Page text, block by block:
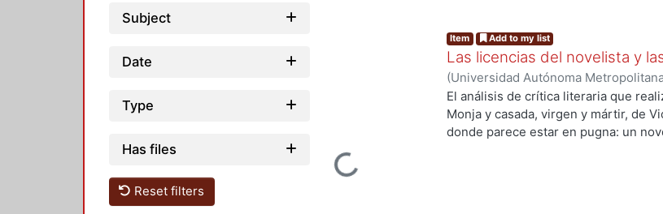
Subject
Date
Type
Has files
Reset filters Loading...
Item Add to my list
Las licencias del novelista y
(Universidad Autónoma
Sociales y Humanidades,
Algaba Martínez, Leticia
El análisis de crítica literaria que
Monja y casada, virgen y mártir, de
donde parece estar en pugna: un